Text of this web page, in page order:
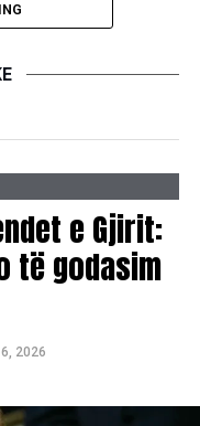
artistike dhe
për
e së drejtës në
Juridik në UBT
e Gjirit:
të godasim
2026